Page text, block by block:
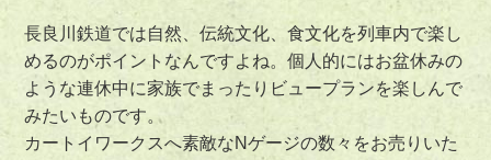
長良川鉄道では自然、伝統文化、食文化を列車内で楽し
めるのがポイントなんですよね。個人的にはお盆休みの
ような連休中に家族でまったりビュープランを楽しんで
みたいものです。
カートイワークスへ素敵なNゲージの数々をお売りいた